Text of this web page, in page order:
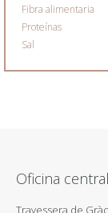
Fibra alimentaria
Proteínas
Sal
Oficina central
Travessera de